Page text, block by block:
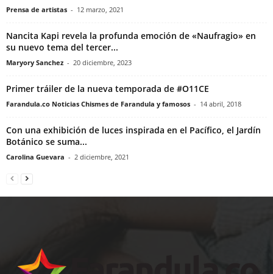
Prensa de artistas - 12 marzo, 2021
Nancita Kapi revela la profunda emoción de «Naufragio» en
su nuevo tema del tercer...
Maryory Sanchez - 20 diciembre, 2023
Primer tráiler de la nueva temporada de #O11CE
Farandula.co Noticias Chismes de Farandula y famosos - 14 abril, 2018
Con una exhibición de luces inspirada en el Pacífico, el Jardín
Botánico se suma...
Carolina Guevara - 2 diciembre, 2021